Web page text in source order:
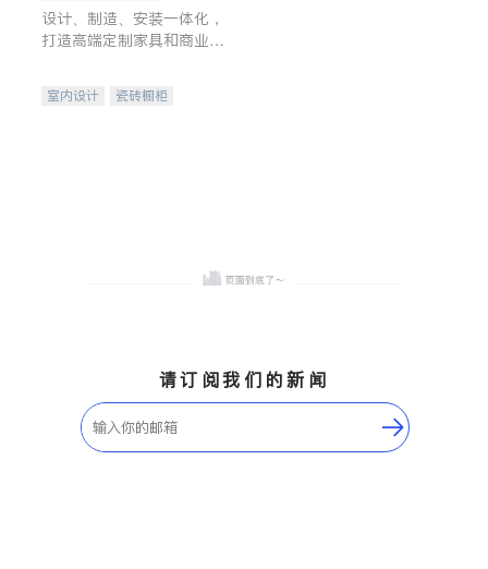
设计、制造、安装一体化，
打造高端定制家具和商业空
室内设计
瓷砖橱柜
请订阅我们的新闻